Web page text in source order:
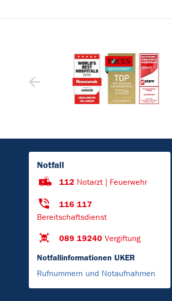
Notfall
112 Notarzt | Feuerwehr
116 117
Bereitschaftsdienst
089 19240 Vergiftung
Notfallinformationen UKER
Rufnummern und Notaufnahmen